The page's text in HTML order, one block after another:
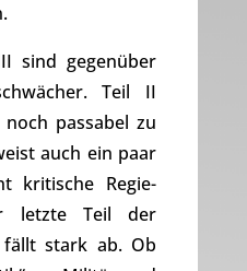
sind gegenüber
Teil II
passabel zu
auch ein paar
kritische Regie-
letzte Teil der
fällt stark ab. Ob